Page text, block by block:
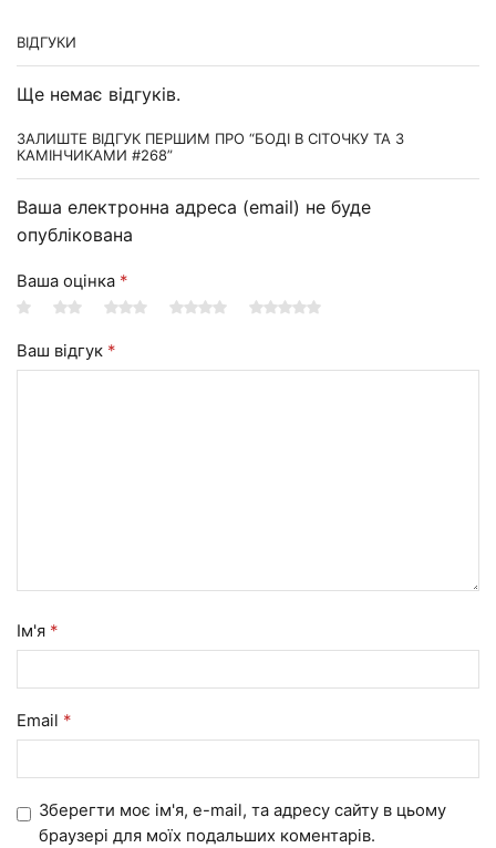
ВІДГУКИ
Ще немає відгуків.
ЗАЛИШТЕ ВІДГУК ПЕРШИМ ПРО “БОДІ В СІТОЧКУ ТА З
КАМІНЧИКАМИ #268”
Ваша електронна адреса (email) не буде
опублікована
Ваша оцінка *
Ваш відгук *
Ім'я *
Email *
Зберегти моє ім'я, e-mail, та адресу сайту в цьому
браузері для моїх подальших коментарів.